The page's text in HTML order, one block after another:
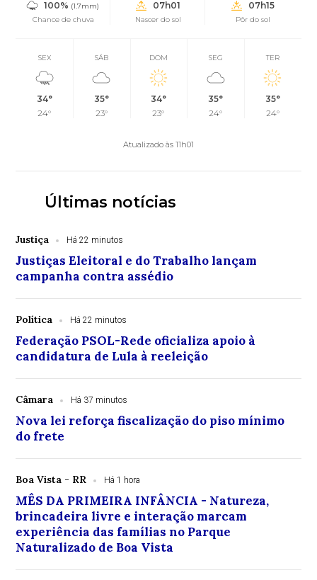
100% (1.7mm)
Chance de chuva
07h01
Nascer do sol
07h15
Pôr do sol
SEX
34°
24°
SÁB
35°
23°
DOM
34°
23°
SEG
35°
24°
TER
35°
24°
Atualizado às 11h01
Últimas notícias
Justiça Há 22 minutos
Justiças Eleitoral e do Trabalho lançam
campanha contra assédio
Política Há 22 minutos
Federação PSOL-Rede oficializa apoio à
candidatura de Lula à reeleição
Câmara Há 37 minutos
Nova lei reforça fiscalização do piso mínimo
do frete
Boa Vista - RR Há 1 hora
MÊS DA PRIMEIRA INFÂNCIA - Natureza,
brincadeira livre e interação marcam
experiência das famílias no Parque
Naturalizado de Boa Vista